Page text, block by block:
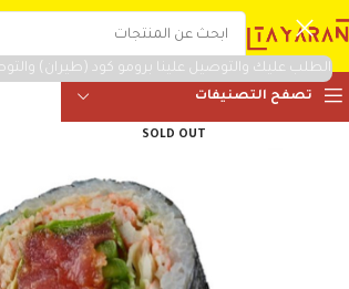
الطلب عليك والتوصيل علينا برومو كود (طيران)
تصفح التصنيفات
SOLD OUT